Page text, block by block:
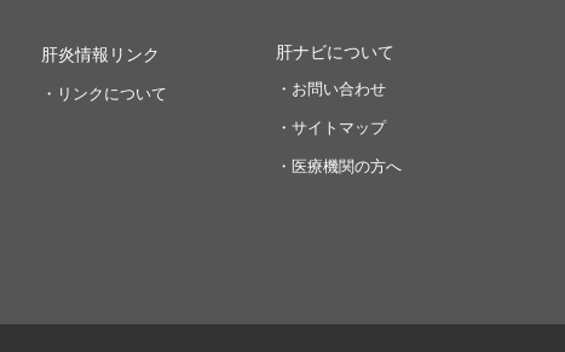
肝炎情報リンク
・リンクについて
肝ナビについて
・お問い合わせ
・サイトマップ
・医療機関の方へ